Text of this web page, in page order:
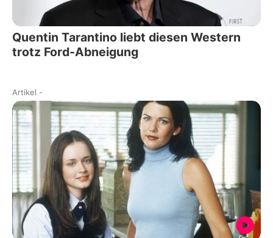
Quentin Tarantino liebt diesen Western
trotz Ford-Abneigung
Artikel -